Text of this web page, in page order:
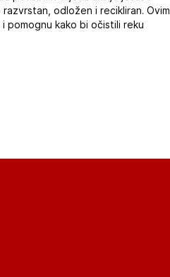
odložen i recikliran. Ovim
pomognu kako bi očistili reku